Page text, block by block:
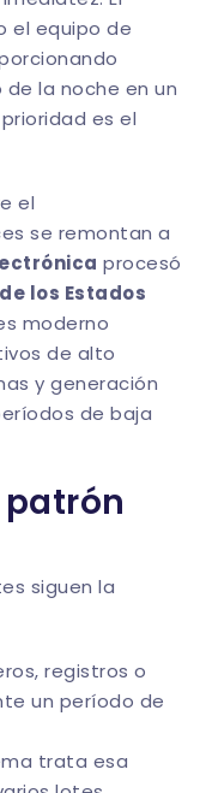
el equipo de
la noche en un
es el
el
se remontan a
procesó
los Estados
moderno
de alto
y generación
de baja
siguen la
registros o
un período de
trata esa